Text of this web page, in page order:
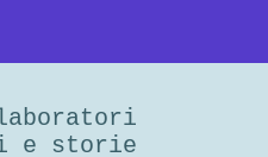
e storie